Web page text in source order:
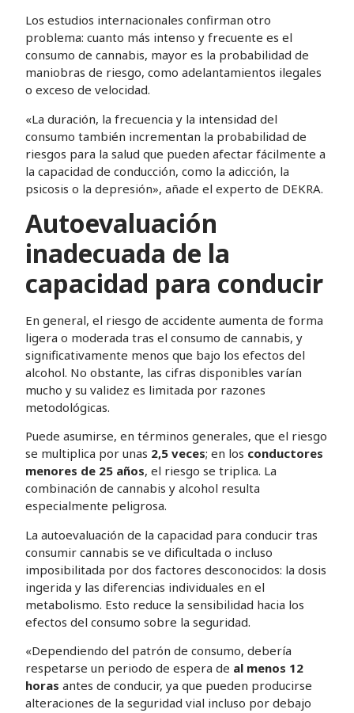
Los estudios internacionales confirman otro
problema: cuanto más intenso y frecuente es el
consumo de cannabis, mayor es la probabilidad de
maniobras de riesgo, como adelantamientos ilegales
o exceso de velocidad.
«La duración, la frecuencia y la intensidad del
consumo también incrementan la probabilidad de
riesgos para la salud que pueden afectar fácilmente a
la capacidad de conducción, como la adicción, la
psicosis o la depresión», añade el experto de DEKRA.
Autoevaluación
inadecuada de la
capacidad para conducir
En general, el riesgo de accidente aumenta de forma
ligera o moderada tras el consumo de cannabis, y
significativamente menos que bajo los efectos del
alcohol. No obstante, las cifras disponibles varían
mucho y su validez es limitada por razones
metodológicas.
Puede asumirse, en términos generales, que el riesgo
se multiplica por unas 2,5 veces; en los conductores
menores de 25 años, el riesgo se triplica. La
combinación de cannabis y alcohol resulta
especialmente peligrosa.
La autoevaluación de la capacidad para conducir tras
consumir cannabis se ve dificultada o incluso
imposibilitada por dos factores desconocidos: la dosis
ingerida y las diferencias individuales en el
metabolismo. Esto reduce la sensibilidad hacia los
efectos del consumo sobre la seguridad.
«Dependiendo del patrón de consumo, debería
respetarse un periodo de espera de al menos 12
horas antes de conducir, ya que pueden producirse
alteraciones de la seguridad vial incluso por debajo